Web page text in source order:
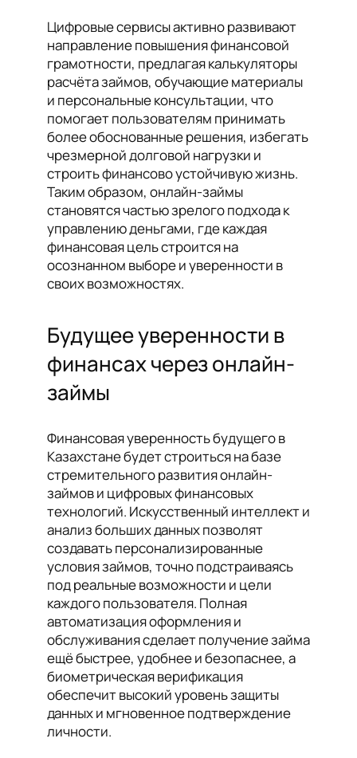
Цифровые сервисы активно развивают
направление повышения финансовой
грамотности, предлагая калькуляторы
расчёта займов, обучающие материалы
и персональные консультации, что
помогает пользователям принимать
более обоснованные решения, избегать
чрезмерной долговой нагрузки и
строить финансово устойчивую жизнь.
Таким образом, онлайн-займы
становятся частью зрелого подхода к
управлению деньгами, где каждая
финансовая цель строится на
осознанном выборе и уверенности в
своих возможностях.
Будущее уверенности в
финансах через онлайн-
займы
Финансовая уверенность будущего в
Казахстане будет строиться на базе
стремительного развития онлайн-
займов и цифровых финансовых
технологий. Искусственный интеллект и
анализ больших данных позволят
создавать персонализированные
условия займов, точно подстраиваясь
под реальные возможности и цели
каждого пользователя. Полная
автоматизация оформления и
обслуживания сделает получение займа
ещё быстрее, удобнее и безопаснее, а
биометрическая верификация
обеспечит высокий уровень защиты
данных и мгновенное подтверждение
личности.